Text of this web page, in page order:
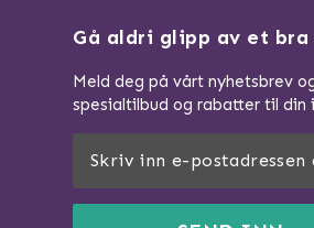
Gå aldri glipp av et
Meld deg på vårt nyhetsbrev
spesialtilbud og rabatter til din